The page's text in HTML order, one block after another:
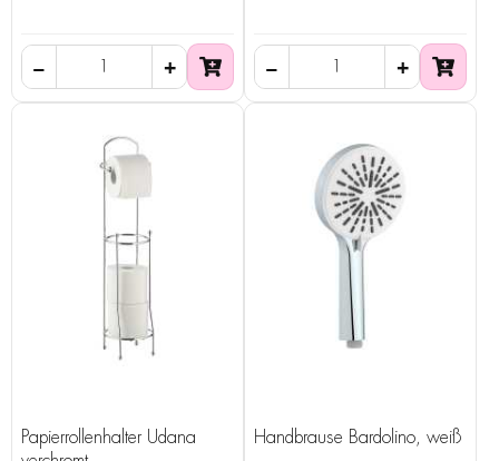
Papierrollenhalter Udana
Handbrause Bardolino, weiß